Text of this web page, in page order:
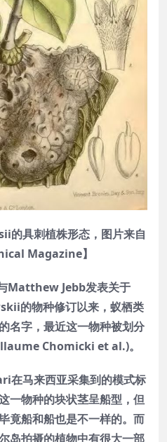
具刺植株形态，图片来自
Magazine】
Matthew Jebb发表关于
的物种修订以来，蚁栖类
名字，最近这一物种被划分
Chomicki et al.)。
在马来西亚采集到的模式标
一物种的块状茎呈船型，但
竟船和船也是不一样的。而
岛拍摄的植物中有很大一部